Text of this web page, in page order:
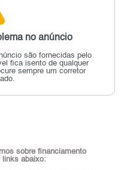
no anúncio
são fornecidas pelo
fica isento de qualquer
sempre um corretor
sobre financiamento
links abaixo: